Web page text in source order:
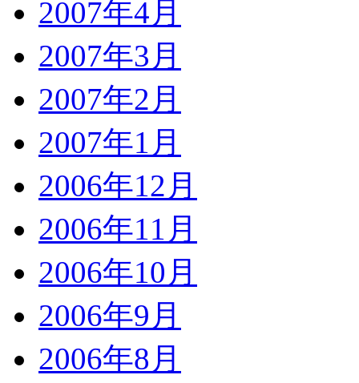
2007年4月
2007年3月
2007年2月
2007年1月
2006年12月
2006年11月
2006年10月
2006年9月
2006年8月